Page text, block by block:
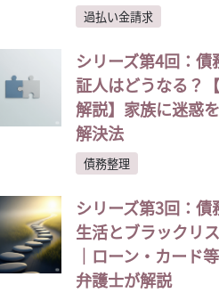
過払い金請求
シリーズ第4回：債
証人はどうなる？
解説】家族に迷惑
解決法
債務整理
シリーズ第3回：債
生活とブラックリ
｜ローン・カード
弁護士が解説